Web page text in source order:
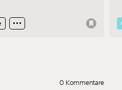
im Interview, wo die
vom Protest erhofft.
0 Kommentare